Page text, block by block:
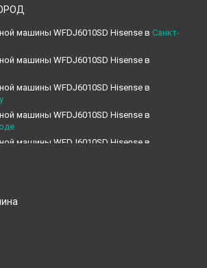
машины WFDJ6010SD Hisense в Санкт-
машины WFDJ6010SD Hisense в
машины WFDJ6010SD Hisense в
машины WFDJ6010SD Hisense в
машины WFDJ6010SD Hisense в
машины WFDJ6010SD Hisense в
машины WFDJ6010SD Hisense в
машины WFDJ6010SD Hisense в
машины WFDJ6010SD Hisense в